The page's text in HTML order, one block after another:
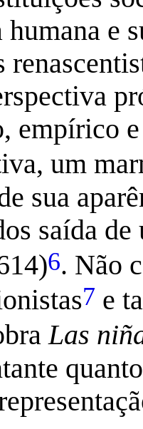
humana e
empírico
um
sua
saída de
6. Não
7 e
Las